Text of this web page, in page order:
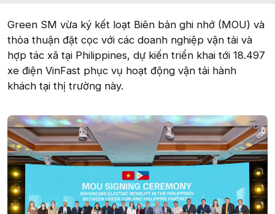
Green SM vừa ký kết loạt Biên bản ghi nhớ (MOU) và
thỏa thuận đặt cọc với các doanh nghiệp vận tải và
hợp tác xã tại Philippines, dự kiến triển khai tới 18.497
xe điện VinFast phục vụ hoạt động vận tải hành
khách tại thị trường này.